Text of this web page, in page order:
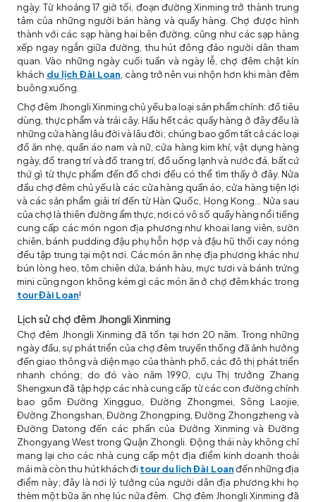
ngày. Từ khoảng 17 giờ tối, đoạn đường Xinming trở thành trung
tâm của những người bán hàng và quầy hàng. Chợ được hình
thành với các sạp hàng hai bên đường, cũng như các sạp hàng
xếp ngay ngắn giữa đường, thu hút đông đảo người dân tham
quan. Vào những ngày cuối tuần và ngày lễ, chợ đêm chật kín
khách du lịch Đài Loan , càng trở nên vui nhộn hơn khi màn đêm
buông xuống.
Chợ đêm Jhongli Xinming chủ yếu ba loại sản phẩm chính: đồ tiêu
dùng, thực phẩm và trái cây. Hầu hết các quầy hàng ở đây đều là
những cửa hàng lâu đời và lâu đời; chúng bao gồm tất cả các loại
đồ ăn nhẹ, quần áo nam và nữ, cửa hàng kim khí, vật dụng hàng
ngày, đồ trang trí và đồ trang trí, đồ uống lạnh và nước đá, bất cứ
thứ gì từ thực phẩm đến đồ chơi đều có thể tìm thấy ở đây. Nửa
đầu chợ đêm chủ yếu là các cửa hàng quần áo, cửa hàng tiện lợi
và các sản phẩm giải trí đến từ Hàn Quốc, Hong Kong... Nửa sau
của chợ là thiên đường ẩm thực, nơi có vô số quầy hàng nổi tiếng
cung cấp các món ngon địa phương như khoai lang viên, sườn
chiên, bánh pudding đậu phụ hỗn hợp và đậu hũ thối cay nóng
đều tập trung tại một nơi. Các món ăn nhẹ địa phương khác như
bún lòng heo, tôm chiên dứa, bánh hàu, mực tươi và bánh trứng
mini cũng ngon không kém gì các món ăn ở chợ đêm khác trong
tour Đài Loan!
Lịch sử chợ đêm Jhongli Xinming
Chợ đêm Jhongli Xinming đã tồn tại hơn 20 năm. Trong những
ngày đầu, sự phát triển của chợ đêm truyền thống đã ảnh hưởng
đến giao thông và diện mạo của thành phố, các đô thị phát triển
nhanh chóng; do đó vào năm 1990, cựu Thị trưởng Zhang
Shengxun đã tập hợp các nhà cung cấp từ các con đường chính
bao gồm Đường Xingguo, Đường Zhongmei, Sông Laojie,
Đường Zhongshan, Đường Zhongping, Đường Zhongzheng và
Đường Datong đến các phần của Đường Xinming và Đường
Zhongyang West trong Quận Zhongli. Động thái này không chỉ
mang lại cho các nhà cung cấp một địa điểm kinh doanh thoải
mái mà còn thu hút khách đi tour du lịch Đài Loanđến những địa
điểm này; đây là nơi lý tưởng của người dân địa phương khi họ
thèm một bữa ăn nhẹ lúc nửa đêm. Chợ đêm Jhongli Xinming đã